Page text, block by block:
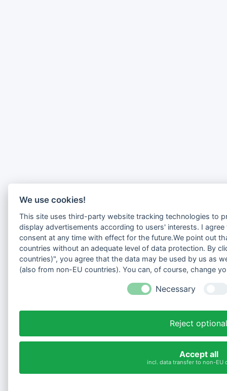
We use cookies!
This site uses third-party website tracking technologies to
display advertisements according to users' interests. I
consent at any time with effect for the future.We point out
countries without an adequate level of data protection. By
countries)", you agree that the data may be used by us as
(also from non-EU countries). You can, of course, change
Necessary
Reject optional
Accept all
incl. data transfer to non-EU